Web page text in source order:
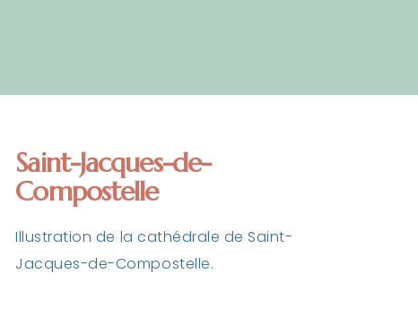
Saint-Jacques-de-
Compostelle
Illustration de la cathédrale de Saint-
Jacques-de-Compostelle.